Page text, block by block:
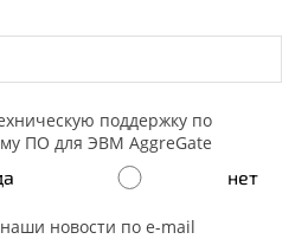
поддержку по
ПО для ЭВМ AggreGate
нет
новости по e-mail